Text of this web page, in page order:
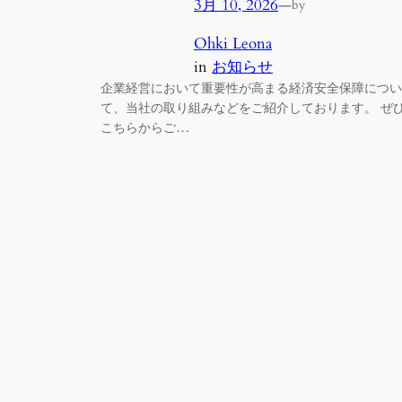
3月 10, 2026—by
Ohki Leona
in お知らせ
企業経営において重要性が高まる経済安全保障につい
て、当社の取り組みなどをご紹介しております。 ぜ
こちらからご…